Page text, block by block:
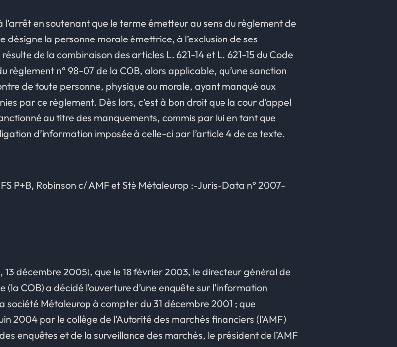
en soutenant que le terme émetteur au sens du règlement de
désigne la personne morale émettrice, à l’exclusion de ses
de la combinaison des articles L. 621-14 et L. 621-15 du Code
règlement n° 98-07 de la COB, alors applicable, qu’une sanction
de toute personne, physique ou morale, ayant manqué aux
par ce règlement. Dès lors, c’est à bon droit que la cour d’appel
au titre des manquements, commis par lui en tant que
d’information imposée à celle-ci par l’article 4 de ce texte.
P+B, Robinson c/ AMF et Sté Métaleurop :-Juris-Data n° 2007-
13 décembre 2005), que le 18 février 2003, le directeur général de
COB) a décidé l’ouverture d’une enquête sur l’information
société Métaleurop à compter du 31 décembre 2001 ; que
2004 par le collège de l’Autorité des marchés financiers (l’AMF)
enquêtes et de la surveillance des marchés, le président de l’AMF